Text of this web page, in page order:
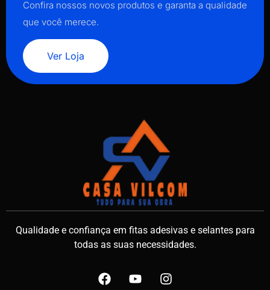
Confira nossos novos produtos e garanta a qualidade
que você merece.
Ver Loja
Qualidade e confiança em fitas adesivas e selantes para
todas as suas necessidades.